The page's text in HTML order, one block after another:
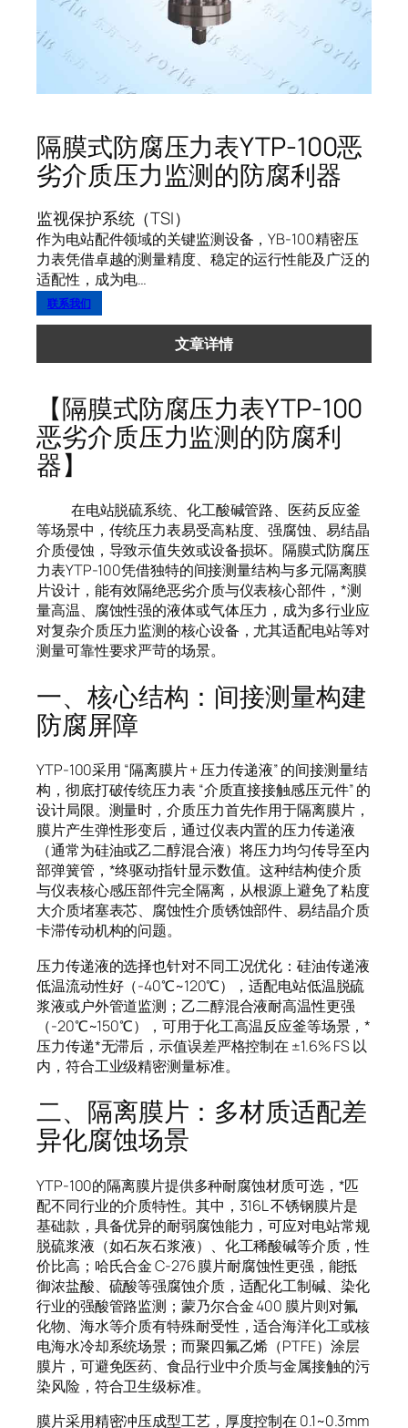
隔膜式防腐压力表YTP-100恶
劣介质压力监测的防腐利器
监视保护系统（TSI）
作为电站配件领域的关键监测设备，YB-100精密压
力表凭借卓越的测量精度、稳定的运行性能及广泛的
适配性，成为电…
联系我们
文章详情
【隔膜式防腐压力表YTP-100
恶劣介质压力监测的防腐利
器】
在电站脱硫系统、化工酸碱管路、医药反应釜
等场景中，传统压力表易受高粘度、强腐蚀、易结晶
介质侵蚀，导致示值失效或设备损坏。隔膜式防腐压
力表YTP-100凭借独特的间接测量结构与多元隔离膜
片设计，能有效隔绝恶劣介质与仪表核心部件，*测
量高温、腐蚀性强的液体或气体压力，成为多行业应
对复杂介质压力监测的核心设备，尤其适配电站等对
测量可靠性要求严苛的场景。
一、核心结构：间接测量构建
防腐屏障
YTP-100采用 “隔离膜片 + 压力传递液” 的间接测量结
构，彻底打破传统压力表 “介质直接接触感压元件” 的
设计局限。测量时，介质压力首先作用于隔离膜片，
膜片产生弹性形变后，通过仪表内置的压力传递液
（通常为硅油或乙二醇混合液）将压力均匀传导至内
部弹簧管，*终驱动指针显示数值。这种结构使介质
与仪表核心感压部件完全隔离，从根源上避免了粘度
大介质堵塞表芯、腐蚀性介质锈蚀部件、易结晶介质
卡滞传动机构的问题。
压力传递液的选择也针对不同工况优化：硅油传递液
低温流动性好（-40℃~120℃），适配电站低温脱硫
浆液或户外管道监测；乙二醇混合液耐高温性更强
（-20℃~150℃），可用于化工高温反应釜等场景，*
压力传递*无滞后，示值误差严格控制在 ±1.6% FS 以
内，符合工业级精密测量标准。
二、隔离膜片：多材质适配差
异化腐蚀场景
YTP-100的隔离膜片提供多种耐腐蚀材质可选，*匹
配不同行业的介质特性。其中，316L 不锈钢膜片是
基础款，具备优异的耐弱腐蚀能力，可应对电站常规
脱硫浆液（如石灰石浆液）、化工稀酸碱等介质，性
价比高；哈氏合金 C-276 膜片耐腐蚀性更强，能抵
御浓盐酸、硫酸等强腐蚀介质，适配化工制碱、染化
行业的强酸管路监测；蒙乃尔合金 400 膜片则对氟
化物、海水等介质有特殊耐受性，适合海洋化工或核
电海水冷却系统场景；而聚四氟乙烯（PTFE）涂层
膜片，可避免医药、食品行业中介质与金属接触的污
染风险，符合卫生级标准。
膜片采用精密冲压成型工艺，厚度控制在 0.1~0.3mm